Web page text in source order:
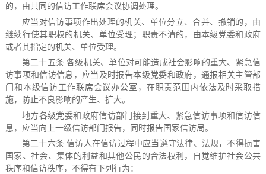
的，由共同的信访工作联席会议协调处理。
应当对信访事项作出处理的机关、单位分立、合并、撤销的，由
继续行使其职权的机关、单位受理；职责不清的，由本级党委和政府
或者其指定的机关、单位受理。
第二十五条 各级机关、单位对可能造成社会影响的重大、紧急信
访事项和信访信息，应当及时报告本级党委和政府，通报相关主管部
门和本级信访工作联席会议办公室，在职责范围内依法及时采取措
施，防止不良影响的产生、扩大。
地方各级党委和政府信访部门接到重大、紧急信访事项和信访信
息，应当向上一级信访部门报告，同时报告国家信访局。
第二十六条 信访人在信访过程中应当遵守法律、法规，不得损害
国家、社会、集体的利益和其他公民的合法权利，自觉维护社会公共
秩序和信访秩序，不得有下列行为：